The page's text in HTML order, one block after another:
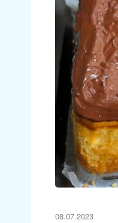
08.07.2023